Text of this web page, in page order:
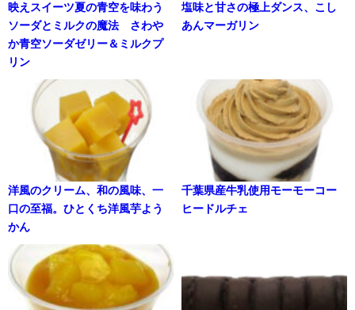
映えスイーツ夏の青空を味わう
ソーダとミルクの魔法 さわや
か青空ソーダゼリー＆ミルクプ
リン
塩味と甘さの極上ダンス、こし
あんマーガリン
洋風のクリーム、和の風味、一
口の至福。ひとくち洋風芋よう
かん
千葉県産牛乳使用モーモーコー
ヒードルチェ